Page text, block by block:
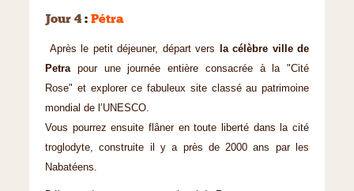
Jour 4 : Pétra
Après le petit déjeuner, départ vers
la célèbre ville de
Petra pour une journée entière consacrée à la "Cité
Rose" et explorer ce fabuleux site classé au patrimoine
mondial de l’UNESCO.
Vous pourrez ensuite flâner en toute liberté dans la cité
troglodyte, construite il y a près de 2000 ans par les
Nabatéens.